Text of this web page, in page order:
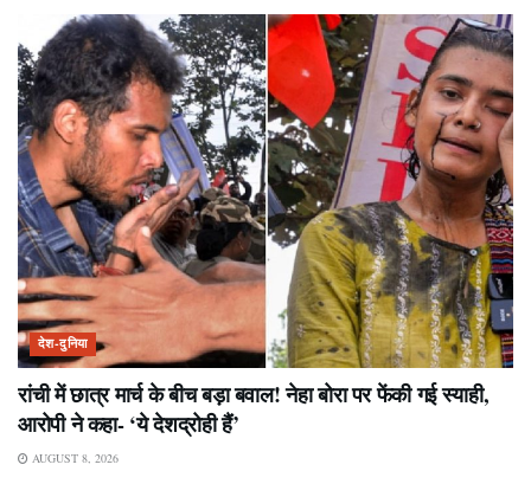
देश-दुनिया
रांची में छात्र मार्च के बीच बड़ा बवाल! नेहा बोरा पर फेंकी गई स्याही,
आरोपी ने कहा- ‘ये देशद्रोही हैं’
AUGUST 8, 2026